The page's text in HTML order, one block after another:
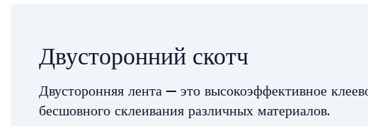
Двусторонний скотч
Двусторонняя лента — это высокоэффективное
бесшовного склеивания различных материалов.